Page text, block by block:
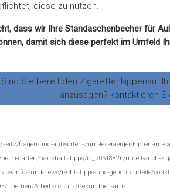
diese zu nutzen.
dass wir Ihre Standaschenbecher für
damit sich diese perfekt im Umfeld
Sind Sie bereit den Zigarettenkippenauf
anzusagen? kontaktieren
fragen-und-antworten-zum-leseraerger-kippen-im-
garten/haushaltstipps/id_70518826/muell-auch-
infos-und-news/rechtstipps-und-gerichtsurteile/
Themen/Arbeitsschutz/Gesundheit-am-